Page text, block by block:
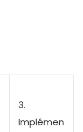
3.
Implémen